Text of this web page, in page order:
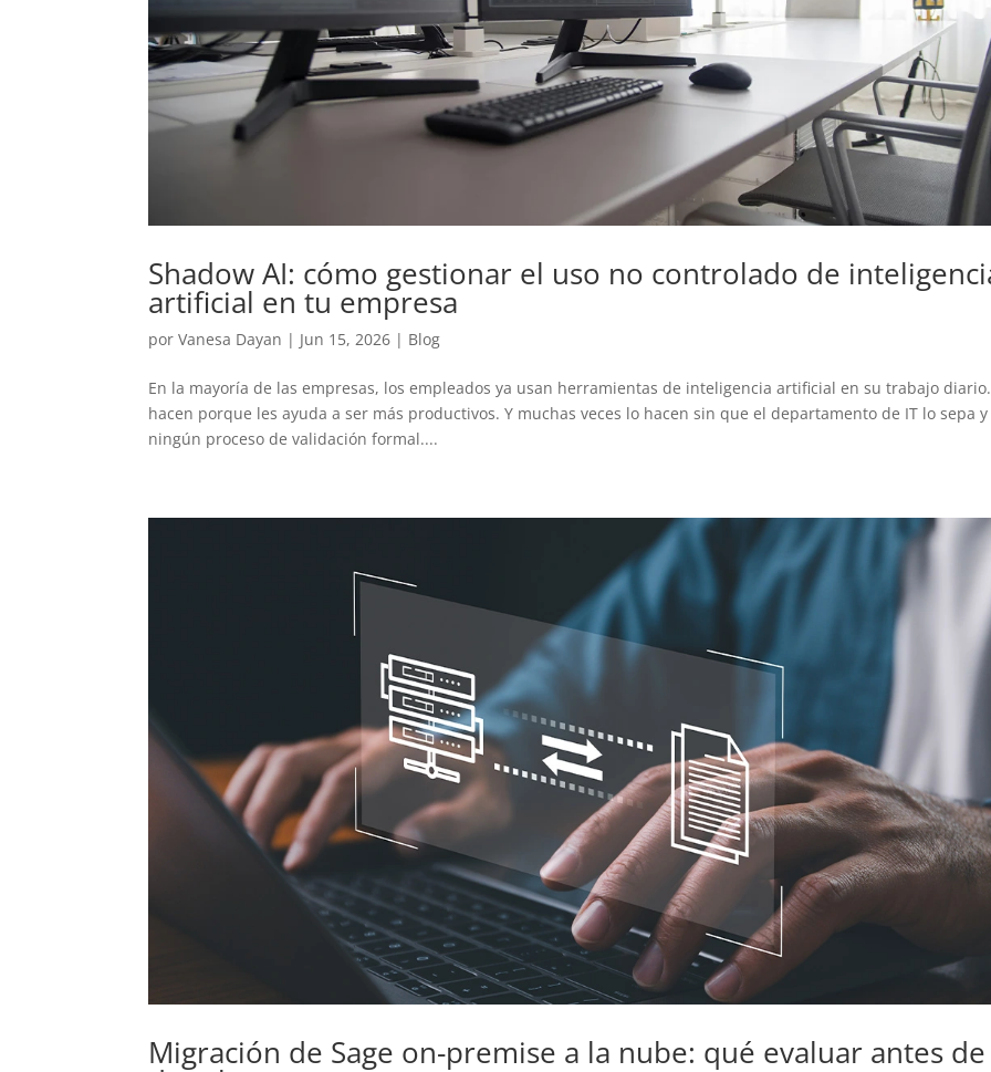
Shadow AI: cómo gestionar el uso no controlado de
artificial en tu empresa
porVanesa Dayan | Jun 15, 2026 | Blog
En la mayoría de las empresas, los empleados ya usan herramientas de inteligencia artificial en su trabajo
hacen porque les ayuda a ser más productivos. Y muchas veces lo hacen sin que el departamento de IT lo sepa
ningún proceso de validación formal....
Migración de Sage on-premise a la nube: qué evaluar antes de